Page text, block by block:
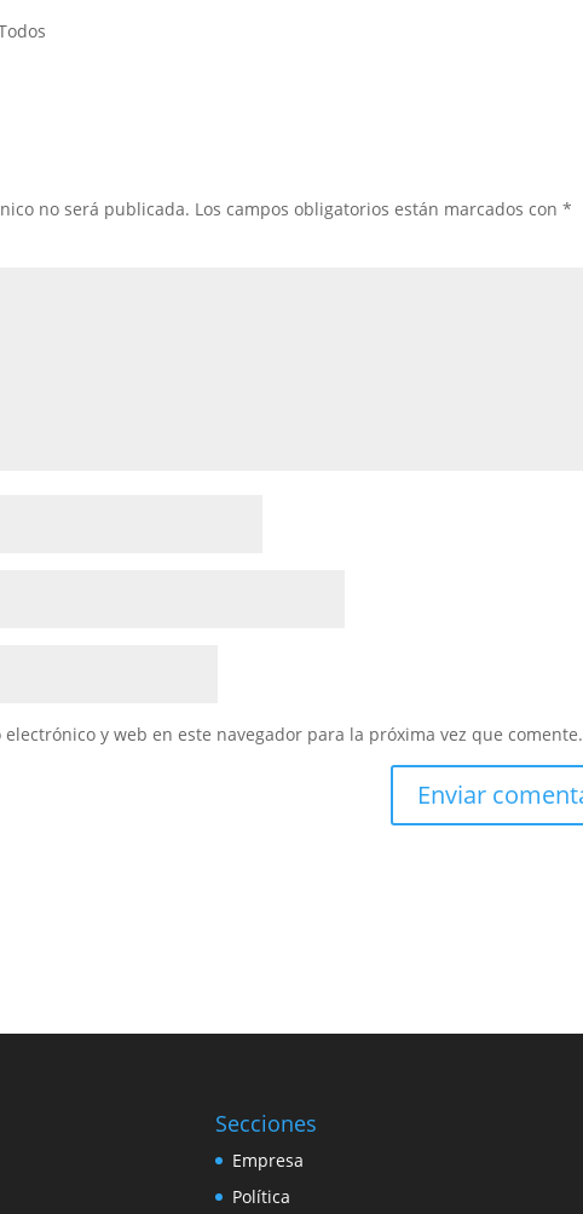
no será publicada. Los campos obligatorios están marcados con*
y web en este navegador para la próxima vez que comente.
Secciones
Empresa
Política